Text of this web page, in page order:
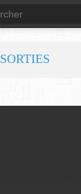
SORTIES